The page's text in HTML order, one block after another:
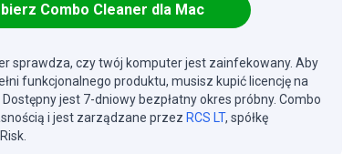
Combo Cleaner dla Mac
sprawdza, czy twój komputer jest zainfekowany. Aby
funkcjonalnego produktu, musisz kupić licencję na
jest 7-dniowy bezpłatny okres próbny. Combo
i jest zarządzane przez RCS LT, spółkę